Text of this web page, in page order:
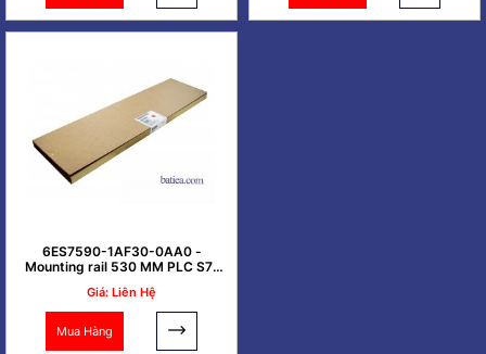
6ES7590-1AF30-0AA0 -
Mounting rail 530 MM PLC S7-
Giá: Liên Hệ
Mua Hàng